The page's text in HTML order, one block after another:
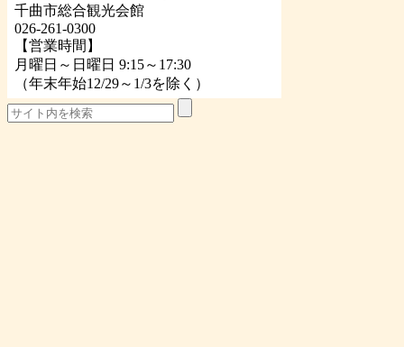
千曲市総合観光会館
026-261-0300
【営業時間】
月曜日～日曜日 9:15～17:30
（年末年始12/29～1/3を除く）